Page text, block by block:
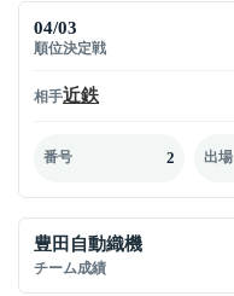
04/03
順位決定戦
相手近鉄
番号 2 出場
豊田自動織機
チーム成績